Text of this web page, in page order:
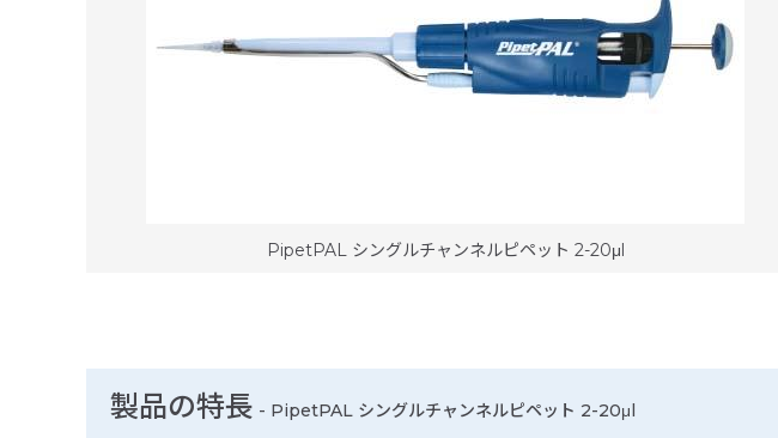
PipetPAL シングルチャンネルピペット 2-20μl
製品の特長 - PipetPAL シングルチャンネルピペット 2-20μl